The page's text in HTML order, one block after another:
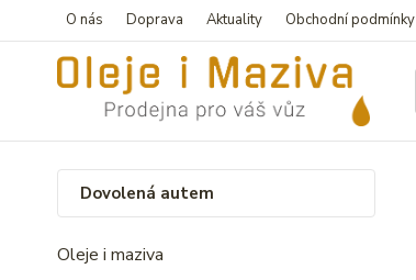
O nás Doprava Aktuality Obchodní podmínky
Dovolená autem
Oleje i maziva